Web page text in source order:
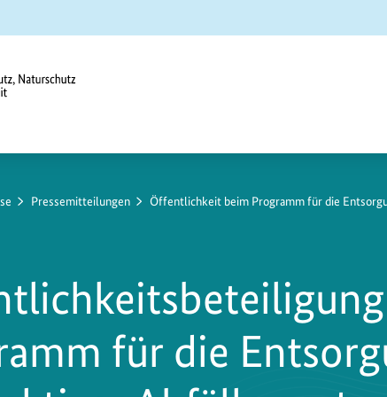
Pressemitteilungen Öffentlichkeit beim Programm für die
für die